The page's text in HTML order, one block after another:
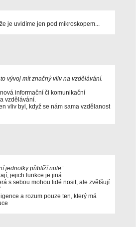
je uvidíme jen pod mikroskopem...
vývoj mít značný vliv na vzdělávání.
informační či komunikační
vzdělávání.
vliv byl, když se nám sama vzdělanost
jednotky přiblíží nule“
jejich funkce je jiná
s sebou mohou lidé nosit, ale zvětšují
a rozum pouze ten, který má